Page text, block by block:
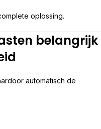
oplossing.
belangrijk
automatisch de